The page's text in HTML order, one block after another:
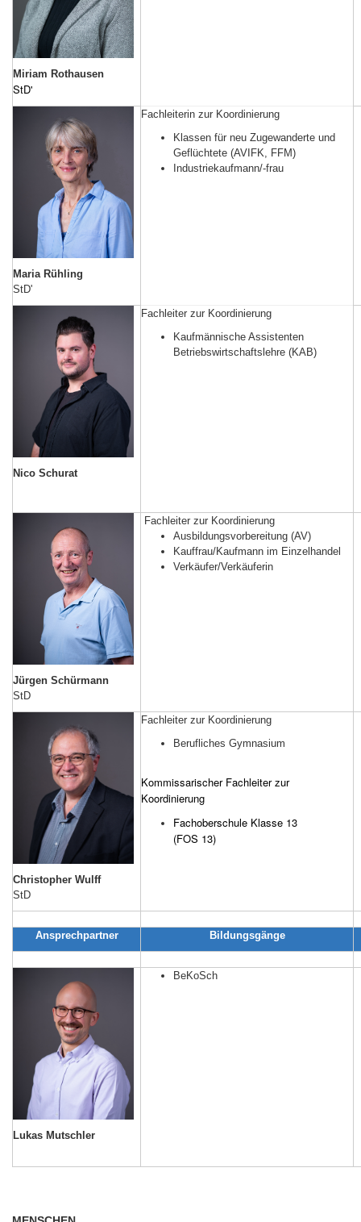
Miriam Rothausen
StD'
Maria Rühling
StD'
Fachleiterin zur Koordinierung
Klassen für neu Zugewanderte und
Geflüchtete (AVIFK, FFM)
Industriekaufmann/-frau
Nico Schurat
Fachleiter zur Koordinierung
Kaufmännische Assistenten
Betriebswirtschaftslehre (KAB)
Jürgen Schürmann
StD
Fachleiter zur Koordinierung
Ausbildungsvorbereitung (AV)
Kauffrau/Kaufmann im Einzelhandel
Verkäufer/Verkäuferin
Christopher Wulff
StD
Fachleiter zur Koordinierung
Berufliches Gymnasium
Kommissarischer Fachleiter zur
Koordinierung
Fachoberschule Klasse 13
(FOS 13)
Ansprechpartner Bildungsgänge
Lukas Mutschler
BeKoSch